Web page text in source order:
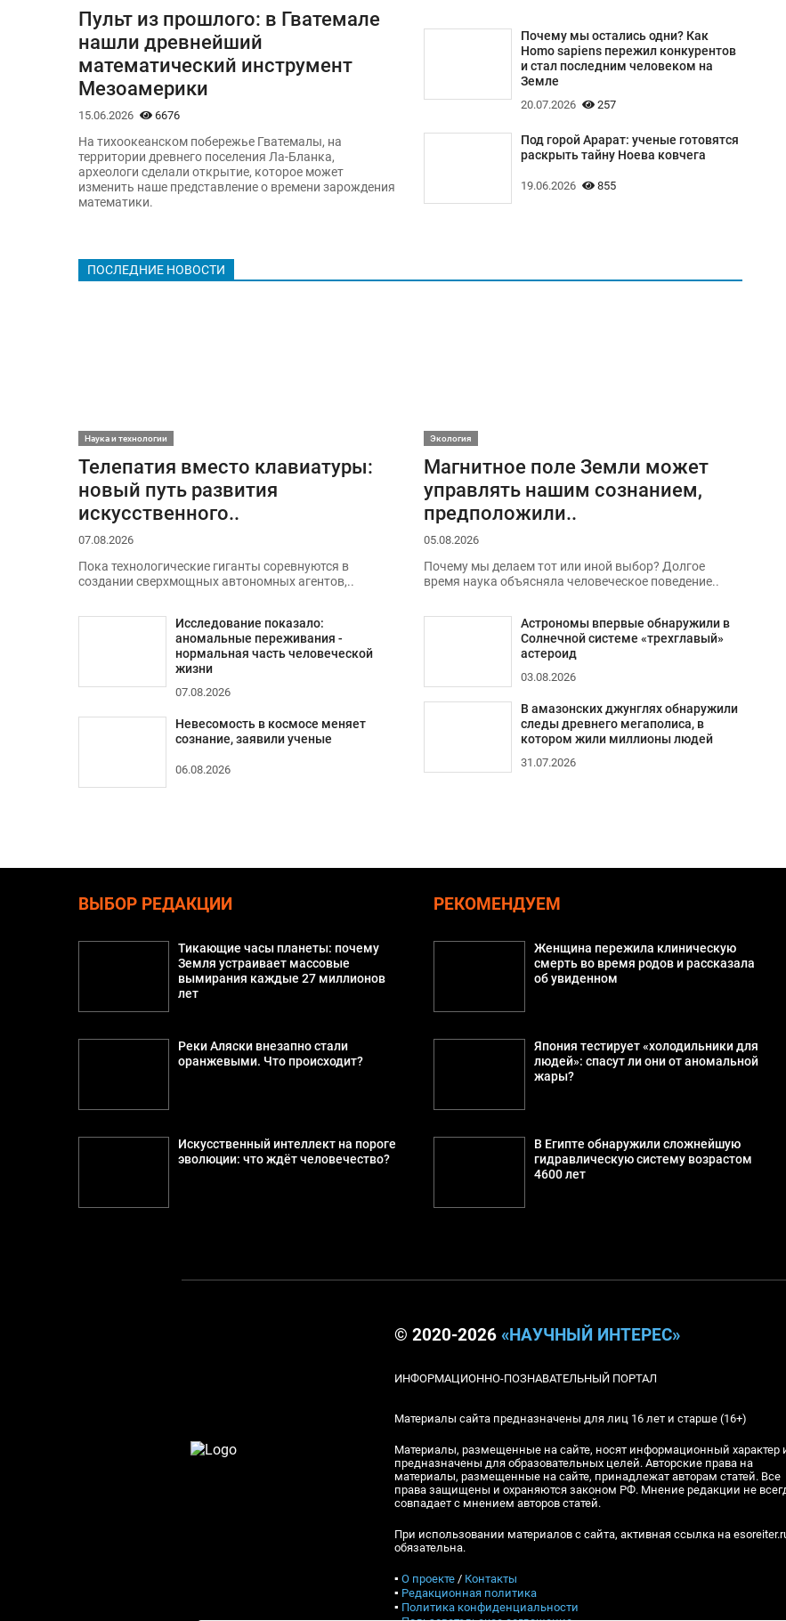
Пульт из прошлого: в Гватемале
нашли древнейший
математический инструмент
Мезоамерики
15.06.2026 6676
На тихоокеанском побережье Гватемалы, на
территории древнего поселения Ла-Бланка,
археологи сделали открытие, которое может
изменить наше представление о времени зарождения
математики.
Почему мы остались одни? Как
Homo sapiens пережил конкурентов
и стал последним человеком на
Земле
20.07.2026 257
Под горой Арарат: ученые готовятся
раскрыть тайну Ноева ковчега
19.06.2026 855
ПОСЛЕДНИЕ НОВОСТИ
Наука и технологии
Телепатия вместо клавиатуры:
новый путь развития
искусственного..
07.08.2026
Пока технологические гиганты соревнуются в
создании сверхмощных автономных агентов,..
Исследование показало:
аномальные переживания -
нормальная часть человеческой
жизни
07.08.2026
Невесомость в космосе меняет
сознание, заявили ученые
06.08.2026
Экология
Магнитное поле Земли может
управлять нашим сознанием,
предположили..
05.08.2026
Почему мы делаем тот или иной выбор? Долгое
время наука объясняла человеческое поведение..
Астрономы впервые обнаружили в
Солнечной системе «трехглавый»
астероид
03.08.2026
В амазонских джунглях обнаружили
следы древнего мегаполиса, в
котором жили миллионы людей
31.07.2026
ВЫБОР РЕДАКЦИИ
Тикающие часы планеты: почему
Земля устраивает массовые
вымирания каждые 27 миллионов
лет
Реки Аляски внезапно стали
оранжевыми. Что происходит?
Искусственный интеллект на пороге
эволюции: что ждёт человечество?
РЕКОМЕНДУЕМ
Женщина пережила клиническую
смерть во время родов и рассказала
об увиденном
Япония тестирует «холодильники для
людей»: спасут ли они от аномальной
жары?
В Египте обнаружили сложнейшую
гидравлическую систему возрастом
4600 лет
© 2020-2026 «НАУЧНЫЙ ИНТЕРЕС»
ИНФОРМАЦИОННО-ПОЗНАВАТЕЛЬНЫЙ ПОРТАЛ
Материалы сайта предназначены для лиц 16 лет и старше (16+)
Материалы, размещенные на сайте, носят информационный характер
предназначены для образовательных целей. Авторские права на
материалы, размещенные на сайте, принадлежат авторам статей. Все
права защищены и охраняются законом РФ. Мнение редакции не
совпадает с мнением авторов статей.
При использовании материалов с сайта, активная ссылка на
обязательна.
▪ О проекте/ Контакты
▪ Редакционная политика
▪ Политика конфиденциальности